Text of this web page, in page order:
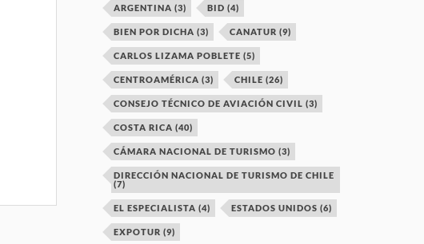
ARGENTINA (3) BID (4)
BIEN POR DICHA (3) CANATUR (9)
CARLOS LIZAMA POBLETE (5)
CENTROAMÉRICA (3) CHILE (26)
CONSEJO TÉCNICO DE AVIACIÓN CIVIL (3)
COSTA RICA (40)
CÁMARA NACIONAL DE TURISMO (3)
DIRECCIÓN NACIONAL DE TURISMO DE CHILE
(7)
EL ESPECIALISTA (4) ESTADOS UNIDOS (6)
EXPOTUR (9)